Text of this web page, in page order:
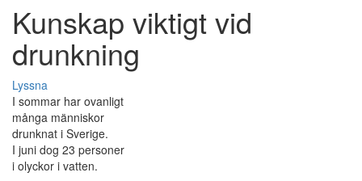
Kunskap viktigt vid
drunkning
Lyssna
I sommar har ovanligt
många människor
drunknat i Sverige.
I juni dog 23 personer
i olyckor i vatten.